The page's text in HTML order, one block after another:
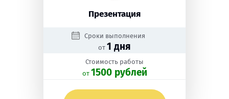
Презентация
Сроки выполнения
от 1 дня
Стоимость работы
oт 1500 рублей